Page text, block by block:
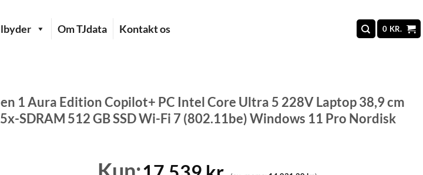
Om TJdata Kontakt os 0 KR.
1 Aura Edition Copilot+ PC Intel Core Ultra 5 228V Laptop 38,9 cm
SDRAM 512 GB SSD Wi-Fi 7 (802.11be) Windows 11 Pro Nordisk